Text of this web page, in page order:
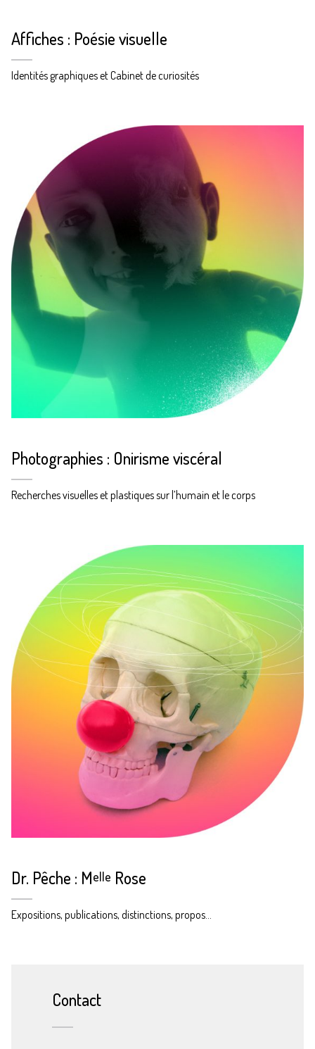
Affiches : Poésie visuelle
Identités graphiques et Cabinet de curiosités
Photographies : Onirisme viscéral
Recherches visuelles et plastiques sur l’humain et le corps
Dr. Pêche : Melle Rose
Expositions, publications, distinctions, propos…
Contact